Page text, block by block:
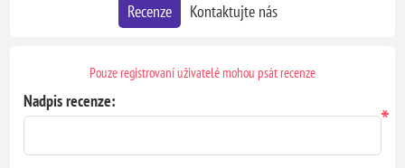
Recenze Kontaktujte nás
Pouze registrovaní uživatelé mohou psát recenze
Nadpis recenze:
*